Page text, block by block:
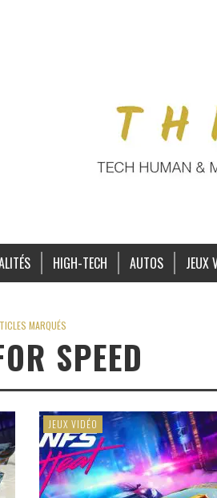
HIGH-TECH AUTOS JEUX
MARQUÉS
SPEED
JEUX VIDÉO